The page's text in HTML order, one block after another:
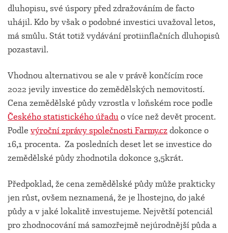
dluhopisu, své úspory před zdražováním de facto
uhájil. Kdo by však o podobné investici uvažoval letos,
má smůlu. Stát totiž vydávání protiinflačních dluhopisů
pozastavil.
Vhodnou alternativou se ale v právě končícím roce
2022 jevily investice do zemědělských nemovitostí.
Cena zemědělské půdy vzrostla v loňském roce podle
Českého statistického úřaduo více než devět procent.
Podle výroční zprávy společnosti Farmy.czdokonce o
16,1 procenta. Za posledních deset let se investice do
zemědělské půdy zhodnotila dokonce 3,5krát.
Předpoklad, že cena zemědělské půdy může prakticky
jen růst, ovšem neznamená, že je lhostejno, do jaké
půdy a v jaké lokalitě investujeme. Největší potenciál
pro zhodnocování má samozřejmě nejúrodnější půda a